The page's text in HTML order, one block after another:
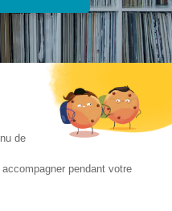
de
pendant votre
neuve/ Maison